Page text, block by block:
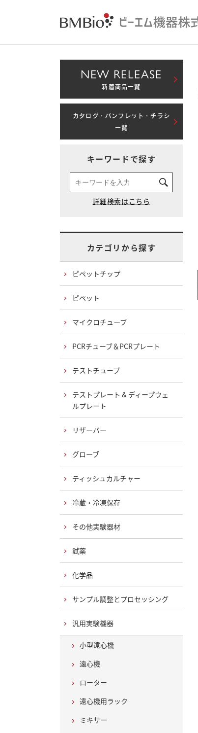
NEW RELEASE
新着商品一覧
カタログ・パンフレット・チラシ
一覧
キーワードで探す
カテゴリから探す
ピペットチップ
ピペット
マイクロチューブ
PCRチューブ＆PCRプレート
テストチューブ
テストプレート & ディープウェ
ルプレート
リザーバー
グローブ
ティッシュカルチャー
冷蔵・冷凍保存
その他実験器材
試薬
化学品
サンプル調整とプロセッシング
汎用実験機器
小型遠心機
遠心機
ローター
遠心機用ラック
ミキサー